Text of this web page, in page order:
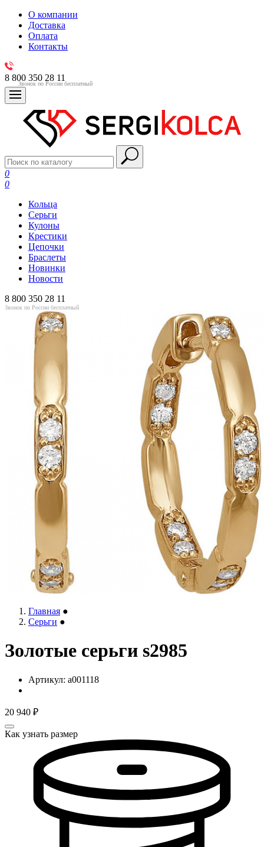
О компании
Доставка
Оплата
Контакты
8 800 350 28 11
Звонок по России бесплатный
0
0
Кольца
Серьги
Кулоны
Крестики
Цепочки
Браслеты
Новинки
Новости
8 800 350 28 11
Звонок по России бесплатный
Главная ●
Серьги ●
Золотые серьги s2985
Артикул: a001118
20 940 ₽
Как узнать размер